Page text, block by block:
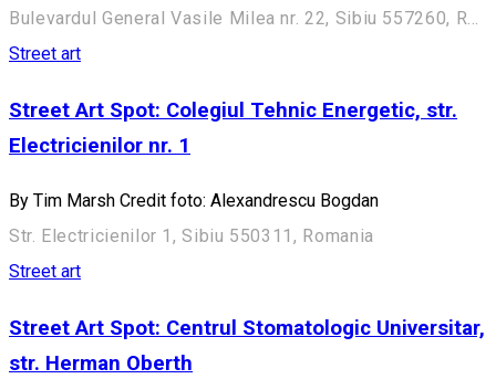
Bulevardul General Vasile Milea nr. 22, Sibiu 557260, Romania
Street art
Street Art Spot: Colegiul Tehnic Energetic, str.
Electricienilor nr. 1
By Tim Marsh Credit foto: Alexandrescu Bogdan
Str. Electricienilor 1, Sibiu 550311, Romania
Street art
Street Art Spot: Centrul Stomatologic Universitar,
str. Herman Oberth